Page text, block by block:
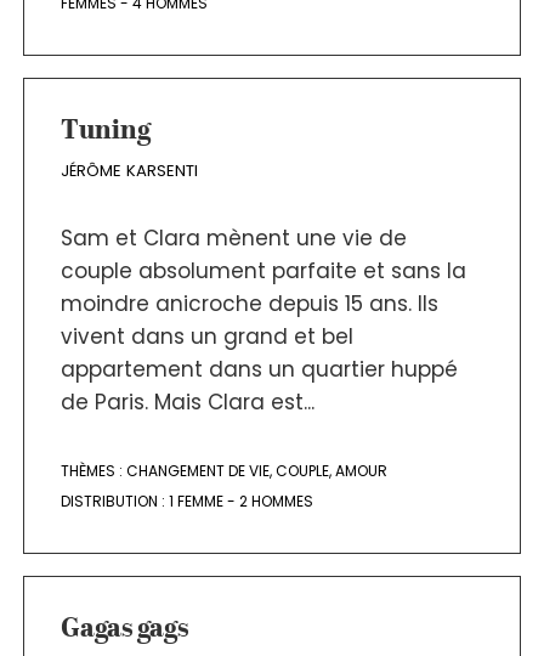
Tuning
JÉRÔME KARSENTI
Sam et Clara mènent une vie de
couple absolument parfaite et sans la
moindre anicroche depuis 15 ans. Ils
vivent dans un grand et bel
appartement dans un quartier huppé
de Paris. Mais Clara est...
THÈMES : CHANGEMENT DE VIE,COUPLE,AMOUR
DISTRIBUTION : 1 FEMME - 2 HOMMES
Gagas gags